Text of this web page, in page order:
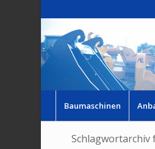
Baumaschinen
Schlagwortarchiv